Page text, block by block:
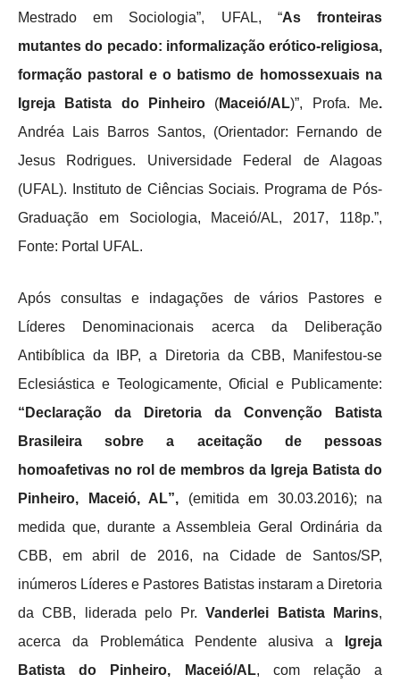
Mestrado em Sociologia”, UFAL, “As fronteiras
mutantes do pecado: informalização erótico-religiosa,
formação pastoral e o batismo de homossexuais na
Igreja Batista do Pinheiro (Maceió/AL)”, Profa. Me.
Andréa Lais Barros Santos, (Orientador: Fernando de
Jesus Rodrigues. Universidade Federal de Alagoas
(UFAL). Instituto de Ciências Sociais. Programa de Pós-
Graduação em Sociologia, Maceió/AL, 2017, 118p.”,
Fonte: Portal UFAL.
Após consultas e indagações de vários Pastores e
Líderes Denominacionais acerca da Deliberação
Antibíblica da IBP, a Diretoria da CBB, Manifestou-se
Eclesiástica e Teologicamente, Oficial e Publicamente:
“Declaração da Diretoria da Convenção Batista
Brasileira sobre a aceitação de pessoas
homoafetivas no rol de membros da Igreja Batista do
Pinheiro, Maceió, AL”, (emitida em 30.03.2016); na
medida que, durante a Assembleia Geral Ordinária da
CBB, em abril de 2016, na Cidade de Santos/SP,
inúmeros Líderes e Pastores Batistas instaram a Diretoria
da CBB, liderada pelo Pr.Vanderlei Batista Marins,
acerca da Problemática Pendente alusiva a
Igreja
Batista do Pinheiro, Maceió/AL, com relação a